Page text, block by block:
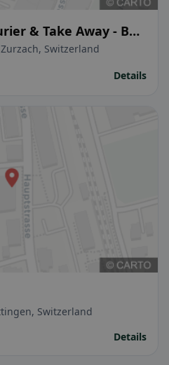
& Take Away - Bad
Switzerland
Details
Switzerland
Details